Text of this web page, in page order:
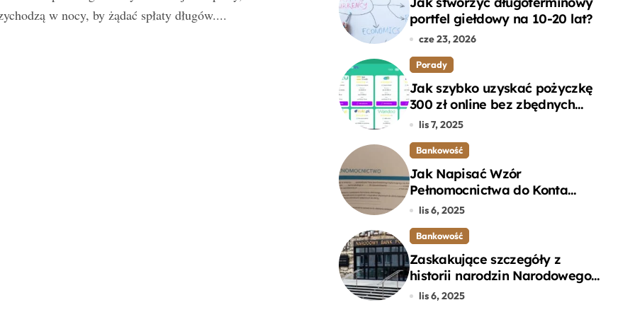
w nocy, by żądać spłaty długów....
portfel giełdowy na 10-20 lat?
cze 23, 2026
Porady
Jak szybko uzyskać pożyczkę
300 zł online bez zbędnych
formalności?
lis 7, 2025
Bankowość
Jak Napisać Wzór
Pełnomocnictwa do Konta
Bankowego – Praktyczny
lis 6, 2025
Bankowość
Zaskakujące szczegóły z
historii narodzin Narodowego
Banku Polskiego, o których
lis 6, 2025